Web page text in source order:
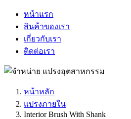
หน้าแรก
สินค้าของเรา
เกี่ยวกับเรา
ติดต่อเรา
หน้าหลัก
แปรงภายใน
Interior Brush With Shank